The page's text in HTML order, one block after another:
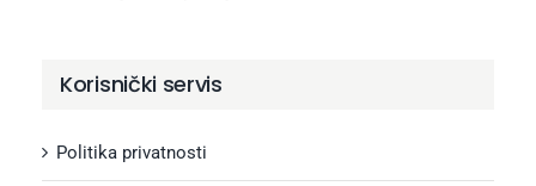
Korisnički servis
Politika privatnosti